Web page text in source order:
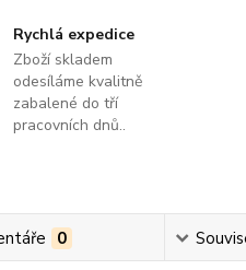
Rychlá expedice
Zboží skladem
odesíláme kvalitně
zabalené do tří
pracovních dnů..
0